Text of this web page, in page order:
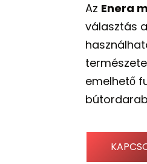
Az Enera
választás
emelhető